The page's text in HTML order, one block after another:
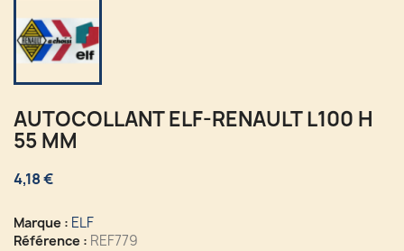
AUTOCOLLANT ELF-RENAULT L100 H
55 MM
4,18 €
Marque : ELF
Référence : REF779